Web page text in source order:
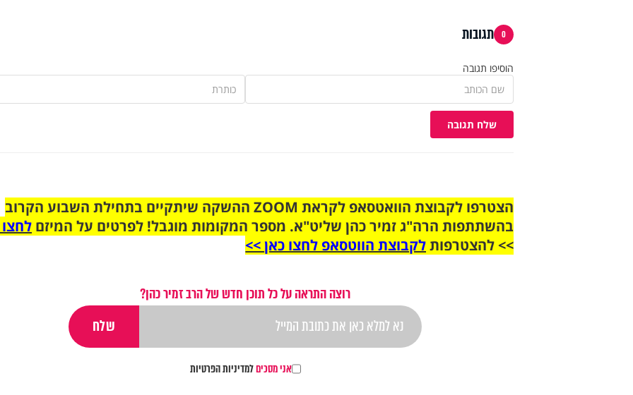
0 תגובות
הוסיפו תגובה
שלח תגובה
הצטרפו לקבוצת הוואטסאפ לקראת ZOOM ההשקה שיתקיים בתחילת השבוע הקרוב
בהשתתפות הרה"ג זמיר כהן שליט"א. מספר המקומות מוגבל! לפרטים על המיזם
>> להצטרפותלקבוצת הווטסאפ לחצו כאן >>
רוצה התראה על כל תוכן חדש של הרב זמיר כהן?
אני מסכיםלמדיניות הפרטיות